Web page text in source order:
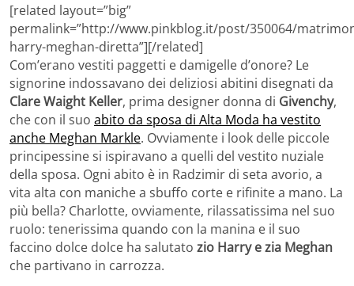
[related layout=”big”
permalink=”http://www.pinkblog.it/post/350064/
harry-meghan-diretta”][/related]
Com’erano vestiti paggetti e damigelle d’onore? Le
signorine indossavano dei deliziosi abitini disegnati da
Clare Waight Keller, prima designer donna di Givenchy,
che con il suo abito da sposa di Alta Moda ha vestito
anche Meghan Markle. Ovviamente i look delle piccole
principessine si ispiravano a quelli del vestito nuziale
della sposa. Ogni abito è in Radzimir di seta avorio, a
vita alta con maniche a sbuffo corte e rifinite a mano. La
più bella? Charlotte, ovviamente, rilassatissima nel suo
ruolo: tenerissima quando con la manina e il suo
faccino dolce dolce ha salutato zio Harry e zia Meghan
che partivano in carrozza.